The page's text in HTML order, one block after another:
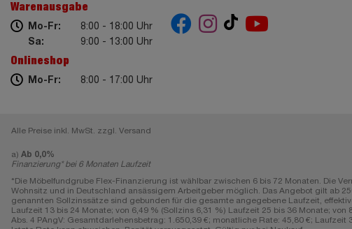
Warenausgabe
Mo-Fr:
8:00 - 18:00 Uhr
Sa:
9:00 - 13:00 Uhr
Onlineshop
Mo-Fr: 8:00 - 17:00 Uhr
Alle Preise inkl. MwSt. zzgl. Versand
a) Ab 0,0%
Finanzierung* bei 6 Monaten Laufzeit
*Die Möbelfundgrube Flex-Finanzierung ist wählbar zwischen 6 bis 72 Monaten. Die
Wohnsitz und in Deutschland ansässigem Arbeitgeber möglich. Das Angebot gilt ab
genannten Sollzinssätze sind gebunden für die gesamte angegebene Laufzeit,
Laufzeit 13 bis 24 Monate; von 6,49 % (Sollzins 6,31 %) Laufzeit 25 bis 36 Monate;
Abs. 4 PAngV: Gesamtdarlehensbetrag: 1.650,39 €; monatliche Rate: 45,80 €;